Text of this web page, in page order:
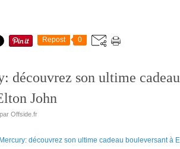
Repost 0
découvrez son ultime cadeau
John
Offside.fr